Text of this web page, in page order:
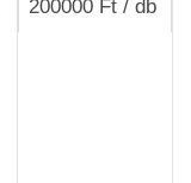
200000 Ft / db